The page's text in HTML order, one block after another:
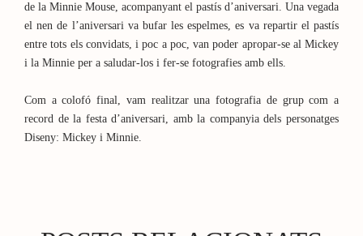
de la Minnie Mouse, acompanyant el pastís d’aniversari. Una vegada
el nen de l’aniversari va bufar les espelmes, es va repartir el pastís
entre tots els convidats, i poc a poc, van poder apropar-se al Mickey
i la Minnie per a saludar-los i fer-se fotografies amb ells.
Com a colofó final, vam realitzar una fotografia de grup com a
record de la festa d’aniversari, amb la companyia dels personatges
Diseny: Mickey i Minnie.